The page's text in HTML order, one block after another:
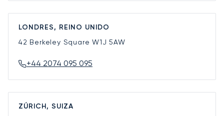
LONDRES, REINO UNIDO
42 Berkeley SquareW1J 5AW
+44 2074 095 095
ZÚRICH, SUIZA